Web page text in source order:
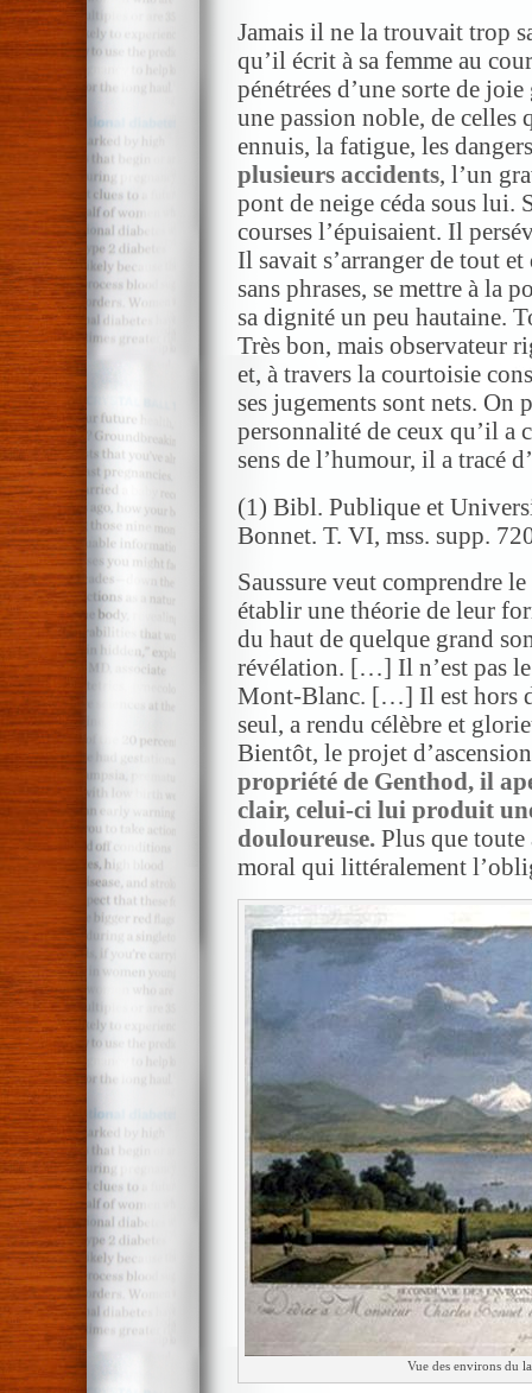
Jamais il ne la trouvait trop
qu’il écrit à sa femme au
pénétrées d’une sorte de
une passion noble, de celles
ennuis, la fatigue, les
plusieurs accidents, l’un
pont de neige céda sous lui.
courses l’épuisaient. Il
Il savait s’arranger de tout
sans phrases, se mettre à la
sa dignité un peu hautaine.
Très bon, mais observateur
et, à travers la courtoisie
ses jugements sont nets. On
personnalité de ceux qu’il a
sens de l’humour, il a tracé
(1) Bibl. Publique et
Bonnet. T. VI, mss. supp.
Saussure veut comprendre
établir une théorie de leur
du haut de quelque grand
révélation. […] Il n’est pas
Mont-Blanc. […] Il est hors
seul, a rendu célèbre et
Bientôt, le projet
propriété de Genthod, il
clair, celui-ci lui produit
douloureuse. Plus que toute
moral qui littéralement
Vue des environs du